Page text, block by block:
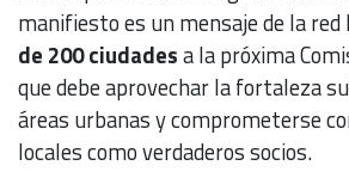
manifiesto es un mensaje de la red
de 200 ciudadesa la próxima
que debe aprovechar la fortaleza
áreas urbanas y comprometerse
locales como verdaderos socios.